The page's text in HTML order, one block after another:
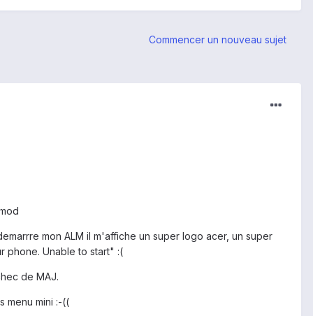
Commencer un nouveau sujet
mon ALM il m'affiche un super logo acer, un super
phone. Unable to start" :(
de MAJ.
menu mini :-((